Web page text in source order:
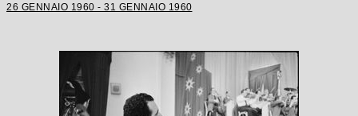
26 GENNAIO 1960 - 31 GENNAIO 1960